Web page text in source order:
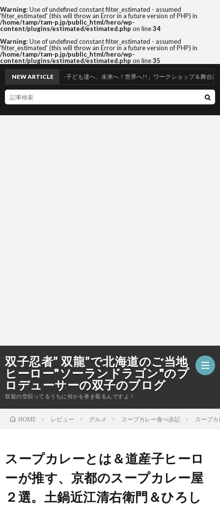
Warning: Use of undefined constant filter_estimated - assumed
'filter_estimated' (this will throw an Error in a future version of PHP) in
/home/tamp/tam-p.jp/public_html/hero/wp-
content/plugins/estimated/estimated.php on line34
Warning: Use of undefined constant filter_estimated - assumed
'filter_estimated' (this will throw an Error in a future version of PHP) in
/home/tamp/tam-p.jp/public_html/hero/wp-
content/plugins/estimated/estimated.php on line35
双子忍者” 双龍”で北海道のご当地
ヒーロー"ソーランドラゴン"のプ
ロデューサーの双子のブログ
双龍の空回ってるうちに何かを巻き取るんですよ！
ホ
NEW ARTICLE
の心を子ども達へ、未来へ！世界へ!!」ワークショップ＆舞台2024年度in札幌開
HOME レビュー グルメ スープカレー食べ歩記 スープ
スープカレーとは＆道産子ヒーロ
ーが推す、京都のスープカレー屋
２選。土鍋近江清右衛門＆ひろし